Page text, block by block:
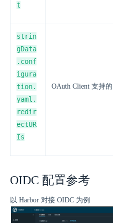
t
strin
gData
.conf
igura
tion.
yaml.
redir
ectUR
Is
OAuth Client 支持
OIDC 配置参考
以 Harbor 对接 OIDC 为例